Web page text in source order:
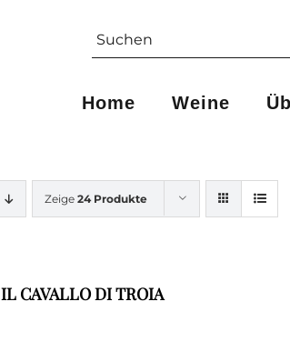
Suche
nach:
Home Weine
Zeige 24 Produkte
IL CAVALLO DI TROIA